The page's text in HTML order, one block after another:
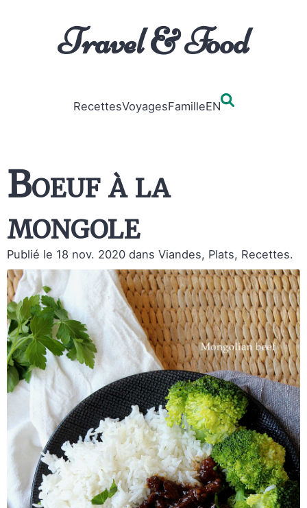
Travel & Food
RecettesVoyagesFamilleEN
Boeuf à la
mongole
Publié le 18 nov. 2020 dans Viandes, Plats, Recettes.